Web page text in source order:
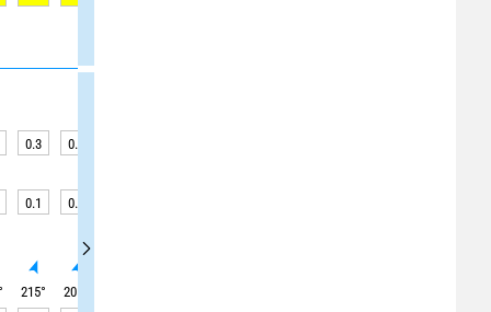
0.3 0.2
0.1 0.1
215° 205